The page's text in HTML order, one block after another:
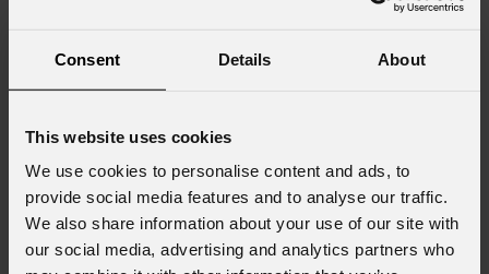
Consent Details About
This website uses cookies
We use cookies to personalise content and ads, to
provide social media features and to analyse our traffic.
We also share information about your use of our site with
our social media, advertising and analytics partners who
23 GIUGNO 2026
Stagelight rinnova la sua flotta con 825 fixture
PROLIGHTS
Stagelight , storica rental company con sede a Den Bosch, attiva da anni
nei settori del live entertainment, dei festival e del mercato corporate,